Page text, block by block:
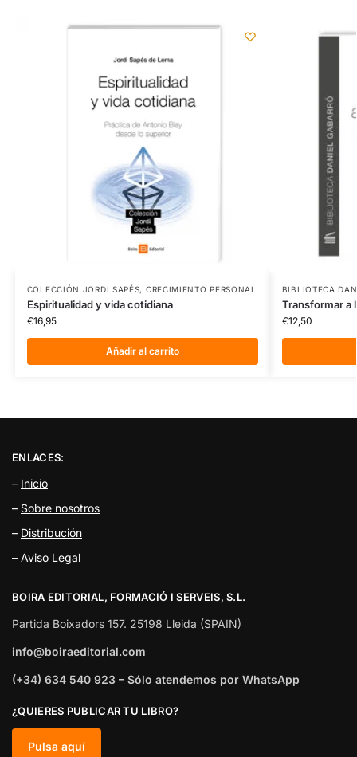
COLECCIÓN JORDI SAPÉS, CRECIMIENTO PERSONAL
Espiritualidad y vida cotidiana
€16,95
Añadir al carrito
BIBLIOTECA
Transformar a
€12,50
ENLACES:
– Inicio
– Sobre nosotros
– Distribución
– Aviso Legal
BOIRA EDITORIAL, FORMACIÓ I SERVEIS, S.L.
Partida Boixadors 157. 25198 Lleida (SPAIN)
info@boiraeditorial.com
(+34) 634 540 923 – Sólo atendemos por WhatsApp
¿QUIERES PUBLICAR TU LIBRO?
Pulsa aquí